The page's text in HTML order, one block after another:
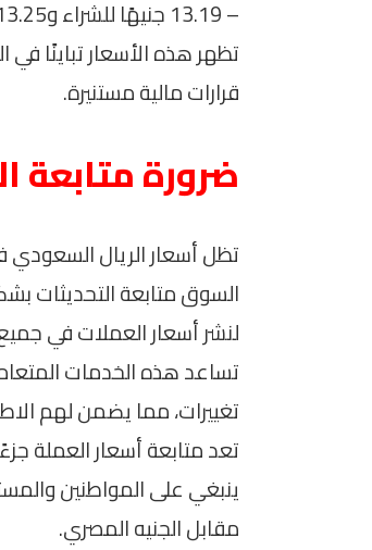
– 13.19 جنيهًا للشراء و13.25 جنيهًا للبيع
تظهر هذه الأسعار تباينًا
قرارات مالية مستنيرة.
ضرورة متابعة
تظل أسعار الريال
السوق متابعة التحديثات
لنشر أسعار العملات في
تساعد هذه الخدمات
تغييرات، مما يضمن لهم
تعد متابعة أسعار العملة
ينبغي على المواطنين
مقابل الجنيه المصري.